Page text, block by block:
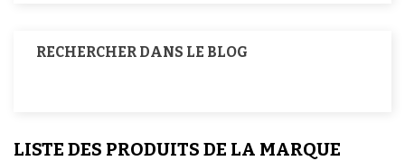
RECHERCHER DANS LE BLOG
LISTE DES PRODUITS DE LA MARQUE